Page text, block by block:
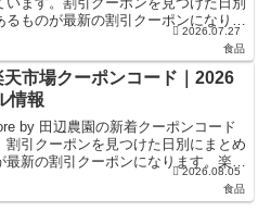
ものが最新の割引クーポンになりま
い物マラソンなどキャン...
2026.07.27
食品
市場クーポンコード｜2026
情報
by 田辺農園の新着クーポンコード
引クーポンを見つけた日別にまとめ
新の割引クーポンになります。楽天
2026.08.05
食品